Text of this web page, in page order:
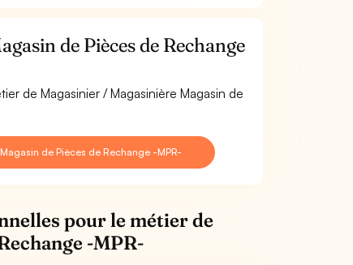
de Pièces de Rechange
de Magasinier / Magasinière Magasin de
de Pièces de Rechange -MPR-
pour le métier de
-MPR-